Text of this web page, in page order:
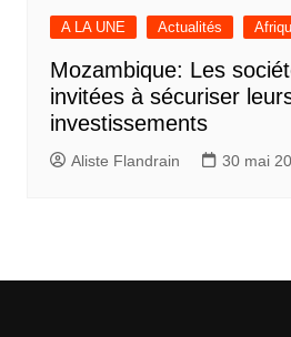
A LA UNE Actualités
Mozambique: Les
invitées à sécuriser
investissements
Aliste Flandrain 30 mai